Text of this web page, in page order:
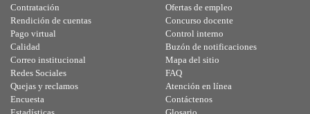
Contratación
Rendición de cuentas
Pago virtual
Calidad
Ofertas de empleo
Concurso docente
Control interno
Buzón de notificaciones
Correo institucional
Redes Sociales
Quejas y reclamos
Encuesta
Mapa del sitio
FAQ
Atención en línea
Contáctenos